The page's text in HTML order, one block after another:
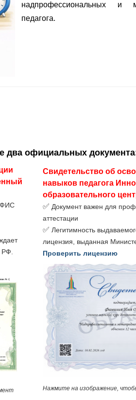
надпрофессиональных и
педагога.
два официальных документа
ФИС
Свидетельство об
навыков педагога
образовательного
✅ Документ важен для
аттестации
✅ Легитимность
лицензия, выданная
Проверить лицензию
Нажмите на изображение,